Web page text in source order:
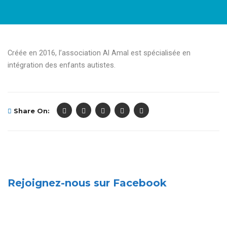
Créée en 2016, l’association Al Amal est spécialisée en
intégration des enfants autistes.
Share On:
Rejoignez-nous sur Facebook